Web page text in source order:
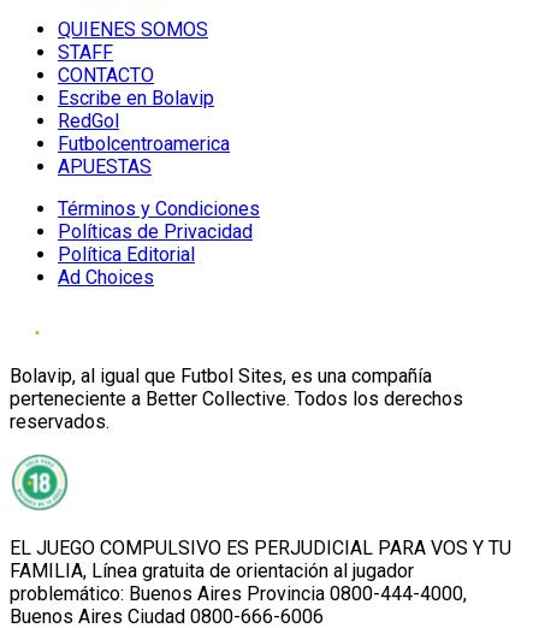
QUIENES SOMOS
STAFF
CONTACTO
Escribe en Bolavip
RedGol
Futbolcentroamerica
APUESTAS
Términos y Condiciones
Políticas de Privacidad
Política Editorial
Ad Choices
Bolavip, al igual que Futbol Sites, es una compañía
perteneciente a Better Collective. Todos los derechos
reservados.
EL JUEGO COMPULSIVO ES PERJUDICIAL PARA VOS Y TU
FAMILIA, Línea gratuita de orientación al jugador
problemático: Buenos Aires Provincia 0800-444-4000,
Buenos Aires Ciudad 0800-666-6006